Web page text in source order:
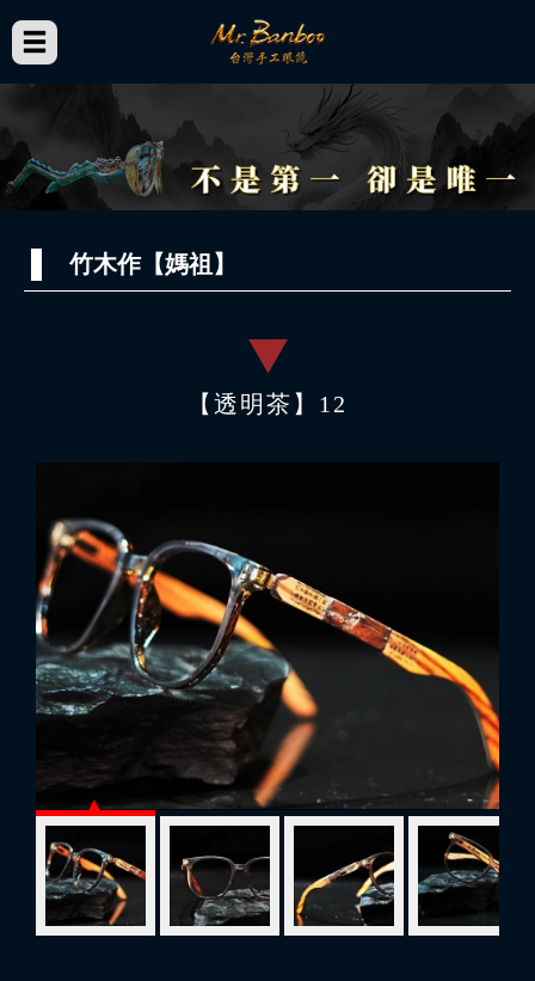
竹木作【媽祖】
【透明茶】12